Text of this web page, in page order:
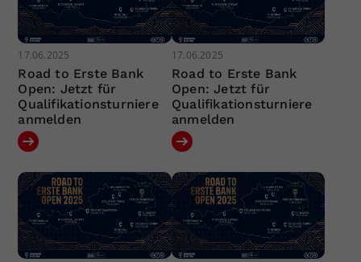
17.06.2025
Road to Erste Bank
Open: Jetzt für
Qualifikationsturniere
anmelden
17.06.2025
Road to Erste Bank
Open: Jetzt für
Qualifikationsturniere
anmelden